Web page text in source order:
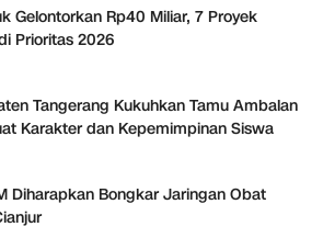
Gelontorkan Rp40 Miliar, 7 Proyek
Prioritas 2026
Tangerang Kukuhkan Tamu Ambalan
Karakter dan Kepemimpinan Siswa
Diharapkan Bongkar Jaringan Obat